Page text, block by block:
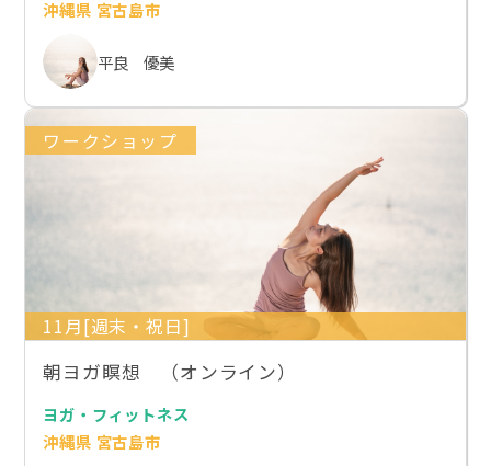
沖縄県 宮古島市
平良 優美
ワークショップ
11月[週末・祝日]
朝ヨガ瞑想 （オンライン）
ヨガ・フィットネス
沖縄県 宮古島市